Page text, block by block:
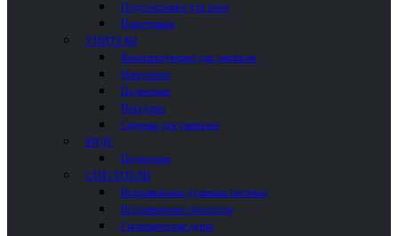
Подголовники для ванн
Пристенные
УНИТАЗЫ
Комплектующие для унитазов
Напольные
Подвесные
Писсуары
Сиденья для унитазов
БИДЕ
Подвесные
СМЕСИТЕЛИ
Встраиваемые душевые системы
Встраиваемые смесители
Гигиенические души